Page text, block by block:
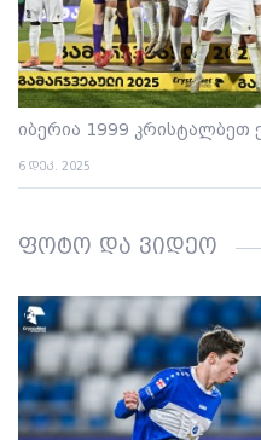
იბერია 1999 კრისტალბეთ
6 დეკ. 2025
ფოტო და ვიდეო